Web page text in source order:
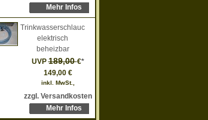
Mehr Infos
Trinkwasserschlauch,
elektrisch
beheizbar
UVP189,00€*
149,00 €
inkl. MwSt.,
zzgl. Versandkosten
Mehr Infos